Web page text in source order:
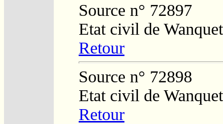
Source n° 72897
Etat civil de
Retour
Source n° 72898
Etat civil de
Retour